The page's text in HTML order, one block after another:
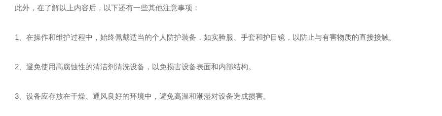
此外，在了解以上内容后，以下还有一些其他注意事项：
1、在操作和维护过程中，始终佩戴适当的个人防护装备，如实验服、手套和护目镜，以防止与有害物质的直接接触。
2、避免使用高腐蚀性的清洁剂清洗设备，以免损害设备表面和内部结构。
3、设备应存放在干燥、通风良好的环境中，避免高温和潮湿对设备造成损害。